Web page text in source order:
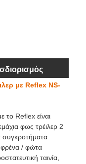
με Reflex NS-
το Reflex είναι
φως τρέιλερ 2
συγκροτήματα
/ φώτα
ταινία,